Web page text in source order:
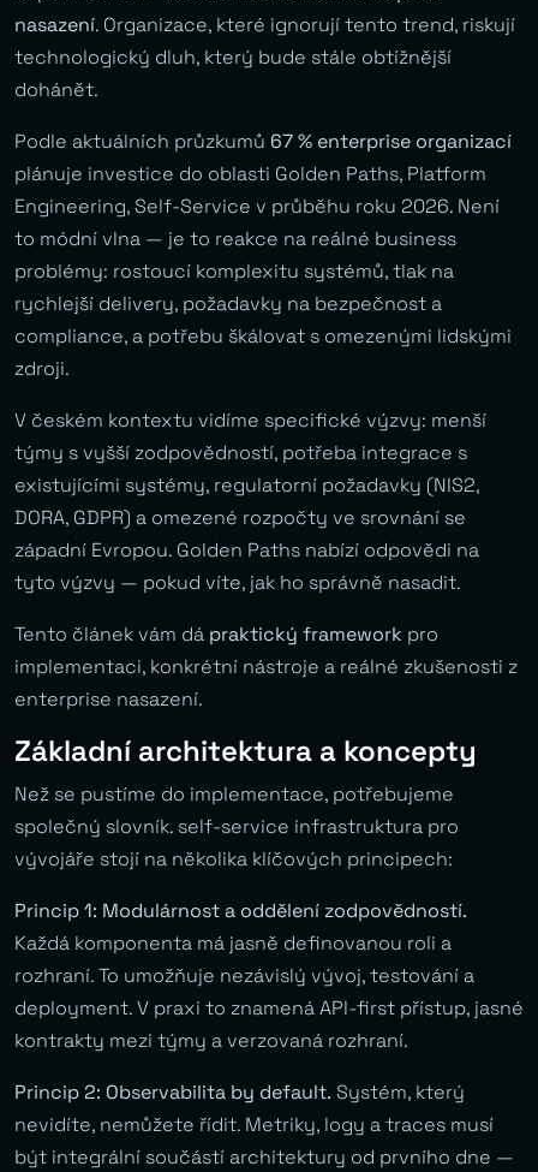
nasazení. Organizace, které ignorují tento trend, riskují
technologický dluh, který bude stále obtížnější
dohánět.
Podle aktuálních průzkumů 67 % enterprise organizací
plánuje investice do oblasti Golden Paths, Platform
Engineering, Self-Service v průběhu roku 2026. Není
to módní vlna — je to reakce na reálné business
problémy: rostoucí komplexitu systémů, tlak na
rychlejší delivery, požadavky na bezpečnost a
compliance, a potřebu škálovat s omezenými lidskými
zdroji.
V českém kontextu vidíme specifické výzvy: menší
týmy s vyšší zodpovědností, potřeba integrace s
existujícími systémy, regulatorní požadavky (NIS2,
DORA, GDPR) a omezené rozpočty ve srovnání se
západní Evropou. Golden Paths nabízí odpovědi na
tyto výzvy — pokud víte, jak ho správně nasadit.
Tento článek vám dá praktický framework pro
implementaci, konkrétní nástroje a reálné zkušenosti z
enterprise nasazení.
Základní architektura a koncepty
Než se pustíme do implementace, potřebujeme
společný slovník. self-service infrastruktura pro
vývojáře stojí na několika klíčových principech:
Princip 1: Modulárnost a oddělení zodpovědností.
Každá komponenta má jasně definovanou roli a
rozhraní. To umožňuje nezávislý vývoj, testování a
deployment. V praxi to znamená API-first přístup, jasné
kontrakty mezi týmy a verzovaná rozhraní.
Princip 2: Observabilita by default. Systém, který
nevidíte, nemůžete řídit. Metriky, logy a traces musí
být integrální součástí architektury od prvního dne —